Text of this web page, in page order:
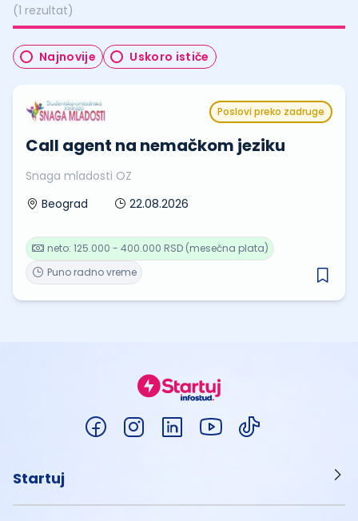
(1 rezultat)
Najnovije Uskoro ističe
Poslovi preko zadruge
Call agent na nemačkom jeziku
Snaga mladosti OZ
Beograd
22.08.2026
Puno radno vreme
neto: 125.000 - 400.000 RSD (mesečna plata)
Startuj